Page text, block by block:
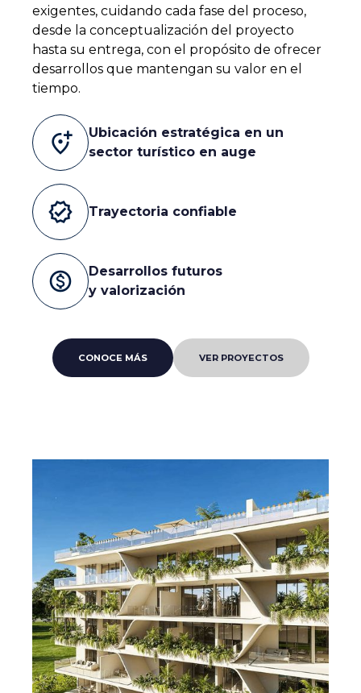
exigentes, cuidando cada fase del proceso,
desde la conceptualización del proyecto
hasta su entrega, con el propósito de ofrecer
desarrollos que mantengan su valor en el
tiempo.
add_location_alt
Ubicación estratégica en un
sector turístico en auge
verified Trayectoria confiable
monetization_on
Desarrollos futuros
y valorización
CONOCE MÁS VER PROYECTOS